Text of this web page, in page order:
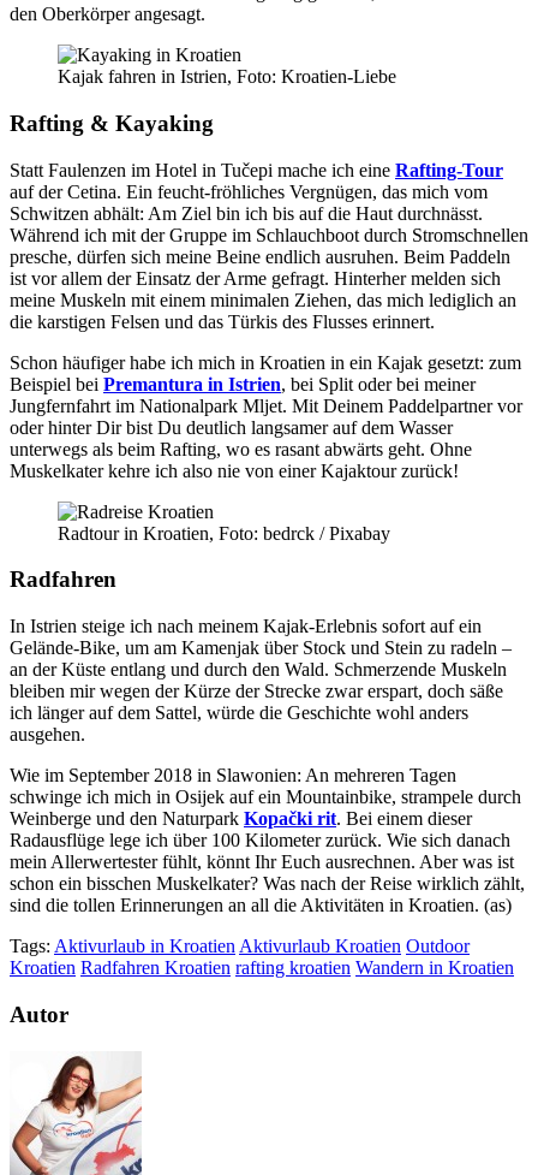
den Oberkörper angesagt.
Kajak fahren in Istrien, Foto: Kroatien-Liebe
Rafting & Kayaking
Statt Faulenzen im Hotel in Tučepi mache ich eine Rafting-Tour
auf der Cetina. Ein feucht-fröhliches Vergnügen, das mich vom
Schwitzen abhält: Am Ziel bin ich bis auf die Haut durchnässt.
Während ich mit der Gruppe im Schlauchboot durch Stromschnellen
presche, dürfen sich meine Beine endlich ausruhen. Beim Paddeln
ist vor allem der Einsatz der Arme gefragt. Hinterher melden sich
meine Muskeln mit einem minimalen Ziehen, das mich lediglich an
die karstigen Felsen und das Türkis des Flusses erinnert.
Schon häufiger habe ich mich in Kroatien in ein Kajak gesetzt: zum
Beispiel bei Premantura in Istrien, bei Split oder bei meiner
Jungfernfahrt im Nationalpark Mljet. Mit Deinem Paddelpartner vor
oder hinter Dir bist Du deutlich langsamer auf dem Wasser
unterwegs als beim Rafting, wo es rasant abwärts geht. Ohne
Muskelkater kehre ich also nie von einer Kajaktour zurück!
Radtour in Kroatien, Foto: bedrck / Pixabay
Radfahren
In Istrien steige ich nach meinem Kajak-Erlebnis sofort auf ein
Gelände-Bike, um am Kamenjak über Stock und Stein zu radeln –
an der Küste entlang und durch den Wald. Schmerzende Muskeln
bleiben mir wegen der Kürze der Strecke zwar erspart, doch säße
ich länger auf dem Sattel, würde die Geschichte wohl anders
ausgehen.
Wie im September 2018 in Slawonien: An mehreren Tagen
schwinge ich mich in Osijek auf ein Mountainbike, strampele durch
Weinberge und den Naturpark Kopački rit. Bei einem dieser
Radausflüge lege ich über 100 Kilometer zurück. Wie sich danach
mein Allerwertester fühlt, könnt Ihr Euch ausrechnen. Aber was ist
schon ein bisschen Muskelkater? Was nach der Reise wirklich zählt,
sind die tollen Erinnerungen an all die Aktivitäten in Kroatien. (as)
Tags: Aktivurlaub in Kroatien Aktivurlaub Kroatien Outdoor
Kroatien Radfahren Kroatien rafting kroatien Wandern in Kroatien
Autor